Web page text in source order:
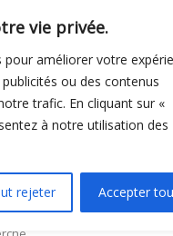
vie privée.
améliorer votre
ou des contenus
trafic. En cliquant sur «
à notre utilisation des
rejeter Accepter
RÉCENTS
mathématiques sacrées,
promesse d’ABONDANCE
de la connexion des